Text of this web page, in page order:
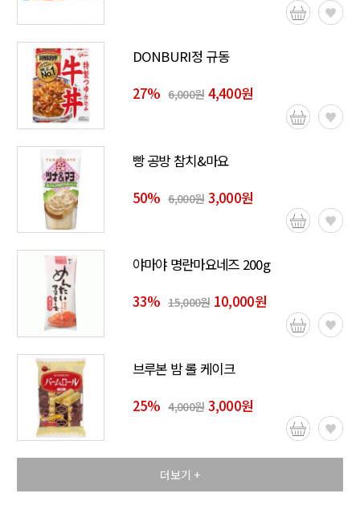
DONBURI정 규동
27% 6,000원4,400원
빵 공방 참치&마요
50% 6,000원3,000원
야마야 명란마요네즈 200g
33% 15,000원10,000원
브루본 밤 롤 케이크
25% 4,000원3,000원
더보기 +